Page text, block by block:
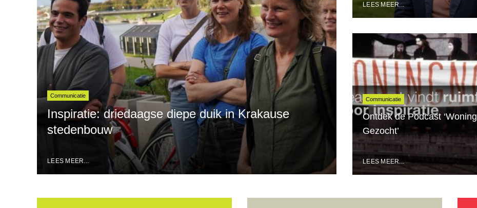
Communicatie
Inspiratie: driedaagse diepe duik in Krakause
stedenbouw
LEES MEER...
LEES MEER...
Communicatie
Ontdek de Podcast ‘Woning
Gezocht’
LEES MEER...